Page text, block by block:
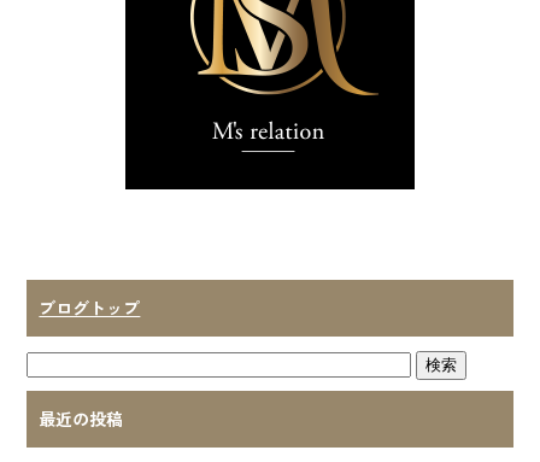
ブログトップ
最近の投稿